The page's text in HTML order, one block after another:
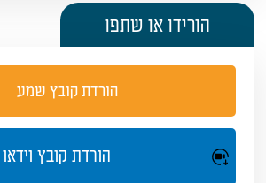
הורידו או שתפו
הורדת קובץ שמע
הורדת קובץ וידאו